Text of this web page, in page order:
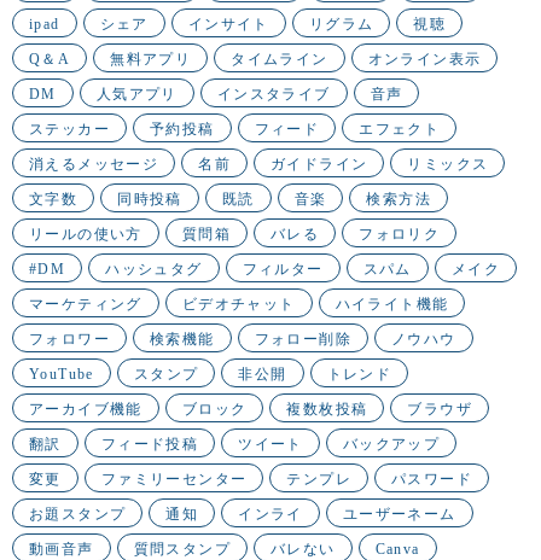
ipad シェア インサイト リグラム 視聴
Q＆A 無料アプリ タイムライン オンライン表示
DM 人気アプリ インスタライブ 音声
ステッカー 予約投稿 フィード エフェクト
消えるメッセージ 名前 ガイドライン リミックス
文字数 同時投稿 既読 音楽 検索方法
リールの使い方 質問箱 バレる フォロリク
#DM ハッシュタグ フィルター スパム メイク
マーケティング ビデオチャット ハイライト機能
フォロワー 検索機能 フォロー削除 ノウハウ
YouTube スタンプ 非公開 トレンド
アーカイブ機能 ブロック 複数枚投稿 ブラウザ
翻訳 フィード投稿 ツイート バックアップ
変更 ファミリーセンター テンプレ パスワード
お題スタンプ 通知 インライ ユーザーネーム
動画音声 質問スタンプ バレない Canva